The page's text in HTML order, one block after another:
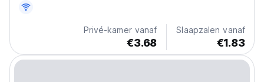
offers a perfect blend of modern comfort and
traditional charm, making it an ideal retreat for...
Privé-kamer vanaf
€3.68
Slaapzalen vanaf
€1.83